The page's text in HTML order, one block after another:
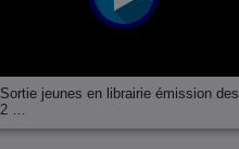
Sortie jeunes en librairie émission des
2 …